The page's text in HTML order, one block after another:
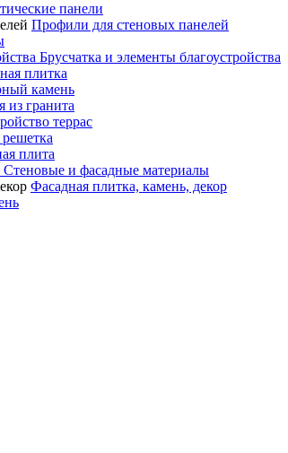
панели
Профили для стеновых панелей
Брусчатка и элементы благоустройства
плитка
камень
из гранита
террас
плита
Стеновые и фасадные материалы
Фасадная плитка, камень, декор